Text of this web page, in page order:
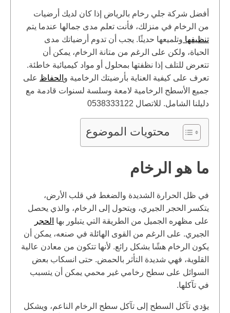
أفضل شركة جلي رخام بالرياض إذا كان لديك أرضيات
من الرخام في منزلك، فأنت تعلم مدى جمالها عندما يتم
تنظيفها وتلميعها حديثًا. يجب أن تدوم أرضياتك مدى
الحياة، ولكن على الرغم من متانة الرخام، يمكن أن
تتعرض للتلف إذا نظفتها بمحلول أو مواد كيميائية خاطئة.
تعرف على كيفية العناية بأرضيتك الرخامية و الحفاظ على
جميع الأسطح الرخامية لامعة وسلسة لسنوات قادمة مع
دليلنا الشامل. للاتصال 0538333122
محتويات الموضوع
ما هو الرخام
في ظل الحرارة الشديدة والضغط في قلب الأرض،
يتكسر الحجر الجيري، ويتحول إلى الرخام، والذي يحصل
على مظهره الجميل من الطريقة التي يتبلور بها الحجر
الجيري. على الرغم من القوى الهائلة في صنعه، يمكن أن
يكون الرخام هشًا بشكل رائع. لأنها تتكون من معادن عالية
القلوية، فهي شديدة التأثر بالحمض. حتى انسكاب بعض
السوائل على سطح رخامي غير محمي يمكن أن يتسبب
في تآكلها.
يؤدي تآكل السطح إلى تآكل سطح الرخام الناعم، ويشكل